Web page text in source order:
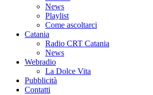
News
Playlist
Come ascoltarci
Catania
Radio CRT Catania
News
Webradio
La Dolce Vita
Pubblicità
Contatti